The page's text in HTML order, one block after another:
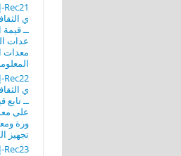
Rec21-إنفاق الأسرةعل
ي
ــ
عدات
معدات
Rec22-إنفاق الأسرةعل
ي
ــ تابع
على
ورة
تجهيز
Rec23-إنفاق الأسرةعل